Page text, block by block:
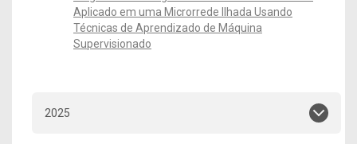
Aplicado em uma Microrrede Ilhada Usando
Técnicas de Aprendizado de Máquina
Supervisionado
2025